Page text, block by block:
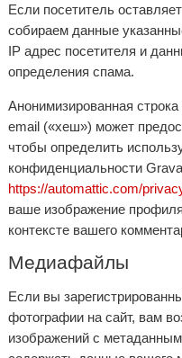
Если посетитель
собираем данные
IP адрес посетителя и
определения спама.
Анонимизированная
email («хеш») может
чтобы определить
конфиденциальности
https://automattic.com/
ваше изображение
контексте вашего
Медиафайлы
Если вы
фотографии на сайт, вам
изображений с